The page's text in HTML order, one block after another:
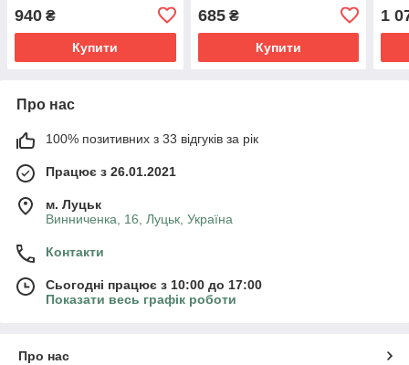
940 ₴
Купити
685₴
Купити
1
Про нас
100% позитивних з 33 відгуків за рік
Працює з 26.01.2021
м. Луцьк
Винниченка, 16, Луцьк, Україна
Контакти
Сьогодні працює з 10:00 до 17:00
Показати весь графік роботи
Про нас